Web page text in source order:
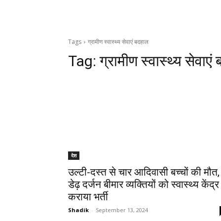
Tags ग्रामीण स्वास्थ्य सेवाएं बदहाल
Tag:ग्रामीण स्वास्थ्य सेवाएं
देश
उल्टी-दस्त से चार आदिवासी बच्चों की मौत,
डेढ़ दर्जन बीमार व्यक्तियों को स्वास्थ्य
कराया भर्ती
Shadik - September 13, 2024